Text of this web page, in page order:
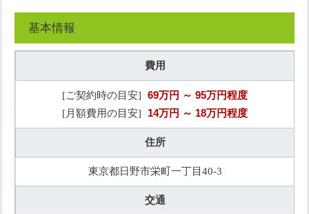
基本情報
費用
[ご契約時の目安] 69万円 ～ 95万円程度
[月額費用の目安] 14万円 ～ 18万円程度
住所
東京都日野市栄町一丁目40-3
交通